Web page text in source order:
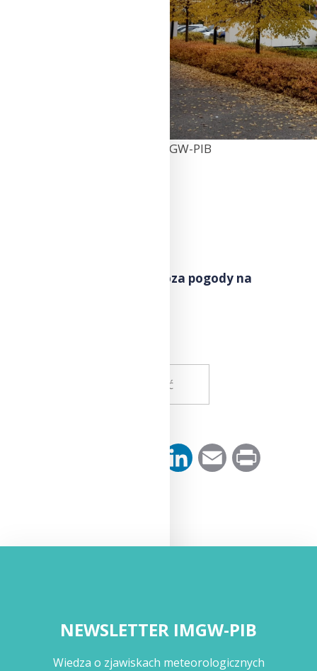
Fot. Jan Szymankiewicz | IMGW-PIB
Synoptyczna prognoza pogody na
Wróć
Facebook
TwitterPinterest
LinkedIn
Email
NEWSLETTER IMGW-PIB
Wiedza o zjawiskach meteorologicznych